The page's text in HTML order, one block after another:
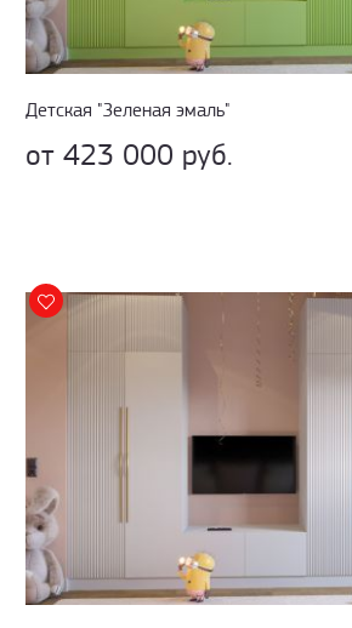
Детская "Зеленая эмаль"
от 423 000 руб.